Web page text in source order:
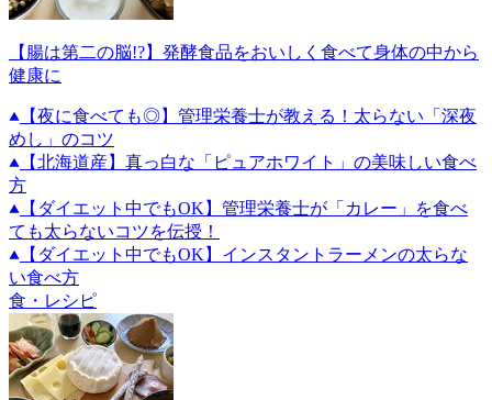
【腸は第二の脳!?】発酵食品をおいしく食べて身体の中から
健康に
【夜に食べても◎】管理栄養士が教える！太らない「深夜
めし」のコツ
【北海道産】真っ白な「ピュアホワイト」の美味しい食べ
方
【ダイエット中でもOK】管理栄養士が「カレー」を食べ
ても太らないコツを伝授！
【ダイエット中でもOK】インスタントラーメンの太らな
い食べ方
食・レシピ